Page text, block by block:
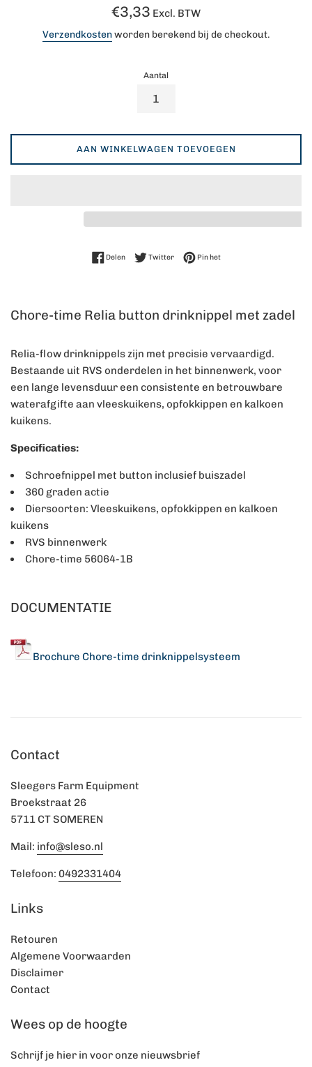
Normale
€3,33 Excl. BTW
Verzendkostenworden berekend bij de checkout.
Aantal
AAN WINKELWAGEN TOEVOEGEN
DelenDelen op Facebook
TwitterTwitteren op Twitter
Pin hetPinnen op Pinterest
Chore-time Relia button drinknippel met zadel
Relia-flow drinknippels zijn met precisie vervaardigd.
Bestaande uit RVS onderdelen in het binnenwerk, voor
een lange levensduur een consistente en betrouwbare
waterafgifte aan vleeskuikens, opfokkippen en kalkoen
kuikens.
Specificaties:
Schroefnippel met button inclusief buiszadel
360 graden actie
Diersoorten: Vleeskuikens, opfokkippen en kalkoen
kuikens
RVS binnenwerk
Chore-time 56064-1B
DOCUMENTATIE
Brochure Chore-time drinknippelsysteem
Contact
Sleegers Farm Equipment
Broekstraat 26
5711 CT SOMEREN
Mail: info@sleso.nl
Telefoon: 0492331404
Links
Retouren
Algemene Voorwaarden
Disclaimer
Contact
Wees op de hoogte
Schrijf je hier in voor onze nieuwsbrief